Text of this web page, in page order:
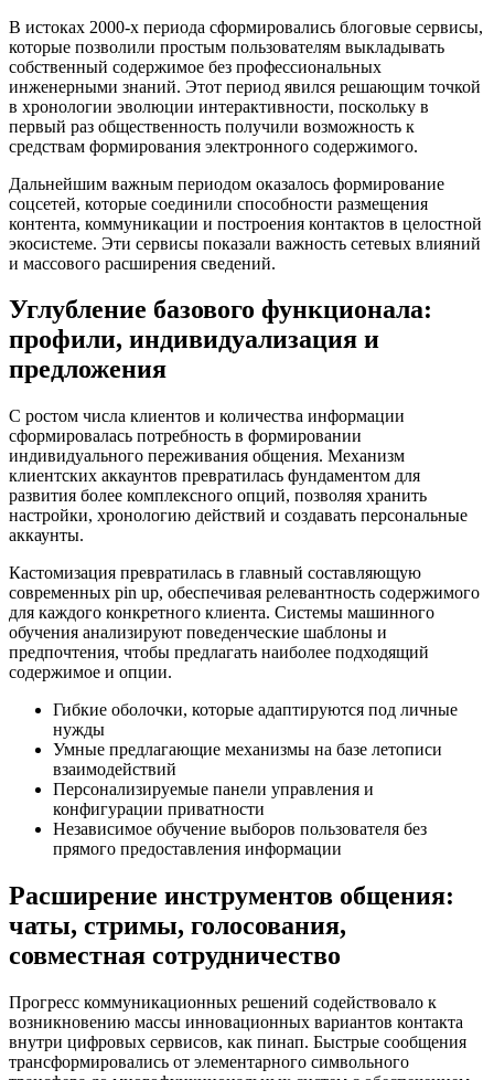
В истоках 2000-х периода сформировались блоговые сервисы,
которые позволили простым пользователям выкладывать
собственный содержимое без профессиональных
инженерными знаний. Этот период явился решающим точкой
в хронологии эволюции интерактивности, поскольку в
первый раз общественность получили возможность к
средствам формирования электронного содержимого.
Дальнейшим важным периодом оказалось формирование
соцсетей, которые соединили способности размещения
контента, коммуникации и построения контактов в целостной
экосистеме. Эти сервисы показали важность сетевых влияний
и массового расширения сведений.
Углубление базового функционала:
профили, индивидуализация и
предложения
С ростом числа клиентов и количества информации
сформировалась потребность в формировании
индивидуального переживания общения. Механизм
клиентских аккаунтов превратилась фундаментом для
развития более комплексного опций, позволяя хранить
настройки, хронологию действий и создавать персональные
аккаунты.
Кастомизация превратилась в главный составляющую
современных pin up, обеспечивая релевантность содержимого
для каждого конкретного клиента. Системы машинного
обучения анализируют поведенческие шаблоны и
предпочтения, чтобы предлагать наиболее подходящий
содержимое и опции.
Гибкие оболочки, которые адаптируются под личные
нужды
Умные предлагающие механизмы на базе летописи
взаимодействий
Персонализируемые панели управления и
конфигурации приватности
Независимое обучение выборов пользователя без
прямого предоставления информации
Расширение инструментов общения:
чаты, стримы, голосования,
совместная сотрудничество
Прогресс коммуникационных решений содействовало к
возникновению массы инновационных вариантов контакта
внутри цифровых сервисов, как пинап. Быстрые сообщения
трансформировались от элементарного символьного